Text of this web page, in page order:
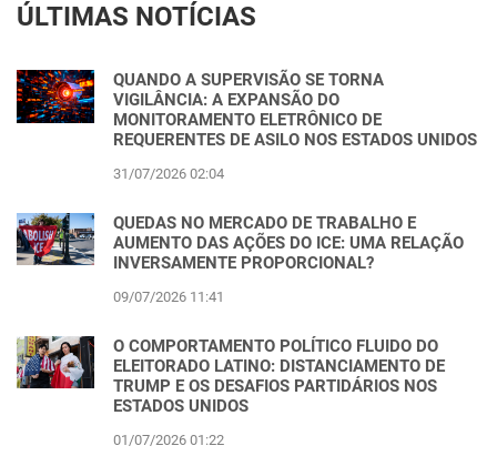
ÚLTIMAS NOTÍCIAS
QUANDO A SUPERVISÃO SE TORNA
VIGILÂNCIA: A EXPANSÃO DO
MONITORAMENTO ELETRÔNICO DE
REQUERENTES DE ASILO NOS ESTADOS UNIDOS
31/07/2026 02:04
QUEDAS NO MERCADO DE TRABALHO E
AUMENTO DAS AÇÕES DO ICE: UMA RELAÇÃO
INVERSAMENTE PROPORCIONAL?
09/07/2026 11:41
O COMPORTAMENTO POLÍTICO FLUIDO DO
ELEITORADO LATINO: DISTANCIAMENTO DE
TRUMP E OS DESAFIOS PARTIDÁRIOS NOS
ESTADOS UNIDOS
01/07/2026 01:22